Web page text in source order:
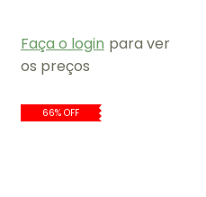
Faça o login para ver
os preços
66% OFF